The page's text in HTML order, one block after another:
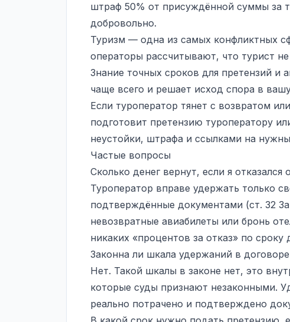
штраф 50% от присуждённой суммы за
добровольно.
Туризм — одна из самых конфликтных
операторы рассчитывают, что турист
Знание точных сроков для претензий и
чаще всего и решает исход спора в
Если туроператор тянет с возвратом
подготовит претензию туроператору
неустойки, штрафа и ссылками на
Частые вопросы
Сколько денег вернут, если я отказался
Туроператор вправе удержать только
подтверждённые документами (ст. 32
невозвратные авиабилеты или бронь
никаких «процентов за отказ» по
Законна ли шкала удержаний в
Нет. Такой шкалы в законе нет, это
которые суды признают незаконными.
реально потрачено и подтверждено